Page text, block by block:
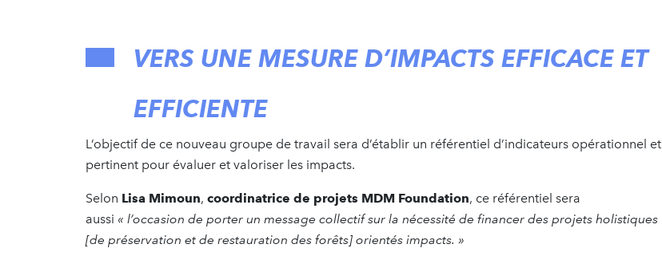
VERS UNE MESURE D’IMPACTS EFFICACE ET
EFFICIENTE
L’objectif de ce nouveau groupe de travail sera d’établir un référentiel d’indicateurs opérationnel et
pertinent pour évaluer et valoriser les impacts.
Selon Lisa Mimoun, coordinatrice de projets MDM Foundation, ce référentiel sera
aussi « l’occasion de porter un message collectif sur la nécessité de financer des projets holistiques
[de préservation et de restauration des forêts] orientés impacts. »